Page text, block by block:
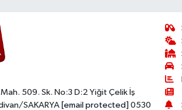
Mah. 509. Sk. No:3 D:2 Yiğit Çelik İş
SAKARYA [email protected] 0530